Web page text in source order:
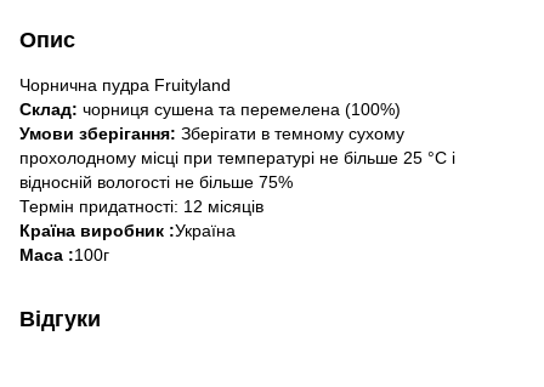
Опис
Чорнична пудра Fruityland
Склад: чорниця сушена та перемелена (100%)
Умови зберігання: Зберігати в темному сухому
прохолодному місці при температурі не більше 25 °C і
відносній вологості не більше 75%
Термін придатності: 12 місяців
Країна виробник :Україна
Маса :100г
Відгуки